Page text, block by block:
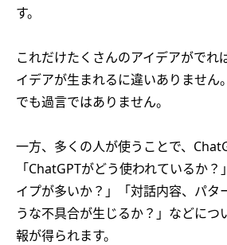
す。
これだけたくさんのアイデアがでれ
イデアが生まれるに違いありません
でも過言ではありません。
一方、多くの人が使うことで、
「ChatGPTがどう使われているか
イプが多いか？」「対話内容、パタ
うな不具合が生じるか？」などにつ
報が得られます。